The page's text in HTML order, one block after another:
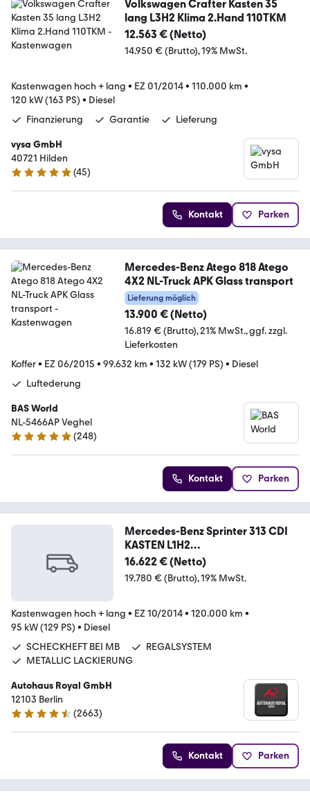
Volkswagen Crafter Kasten 35
lang L3H2 Klima 2.Hand 110TKM
12.563 € (Netto)
14.950 € (Brutto) 19% MwSt.
Kastenwagen hoch + lang • EZ 01/2014• 110.000 km •
120 kW (163 PS) • Diesel
Finanzierung
Garantie Lieferung
vysa GmbH
40721 Hilden
4.9 Sterne
(45)
Kontakt Parken
Mercedes-Benz Atego 818 Atego
4X2 NL-Truck APK Glass transport
Lieferung möglich
13.900 € (Netto)
16.819 € (Brutto) 21% MwSt. ggf. zzgl.
Lieferkosten
Koffer• EZ 06/2015 • 99.632 km • 132 kW (179 PS) • Diesel
Luftederung
BAS World
NL-5466AP Veghel
4.8 Sterne
(248)
Kontakt Parken
Mercedes-Benz Sprinter 313 CDI
KASTEN L1H2
STANDHZ,SCHWINGSITZ
16.622 € (Netto)
19.780 € (Brutto) 19% MwSt.
Kastenwagen hoch + lang • EZ 10/2014• 120.000 km •
95 kW (129 PS) • Diesel
SCHECKHEFT BEI MB
REGALSYSTEM
METALLIC LACKIERUNG
Autohaus Royal GmbH
12103 Berlin
4.6 Sterne
(2663)
Kontakt Parken